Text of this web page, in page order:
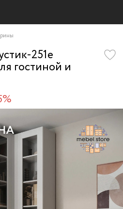
251e
гостиной и